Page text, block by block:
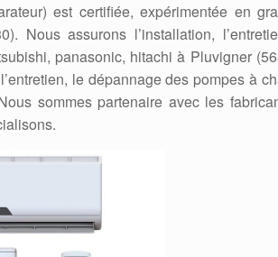
est certifiée, expérimentée en
Nous assurons l’installation,
panasonic, hitachi à Pluvigner
le dépannage des pompes à
sommes partenaire avec les